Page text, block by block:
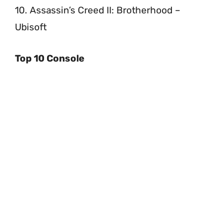
10. Assassin’s Creed II: Brotherhood –
Ubisoft
Top 10 Console